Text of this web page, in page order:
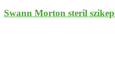
Swann Morton steril